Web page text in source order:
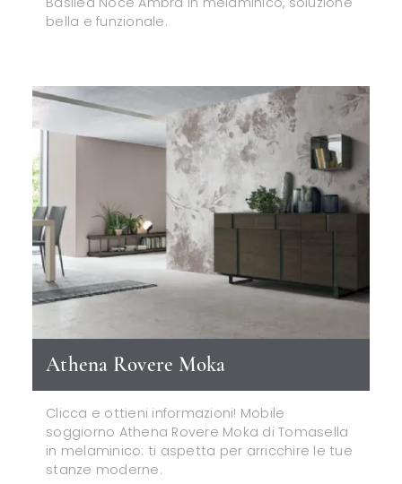
bella e funzionale.
Athena Rovere Moka
Clicca e ottieni informazioni! Mobile
soggiorno Athena Rovere Moka di Tomasella
in melaminico: ti aspetta per arricchire le tue
stanze moderne.